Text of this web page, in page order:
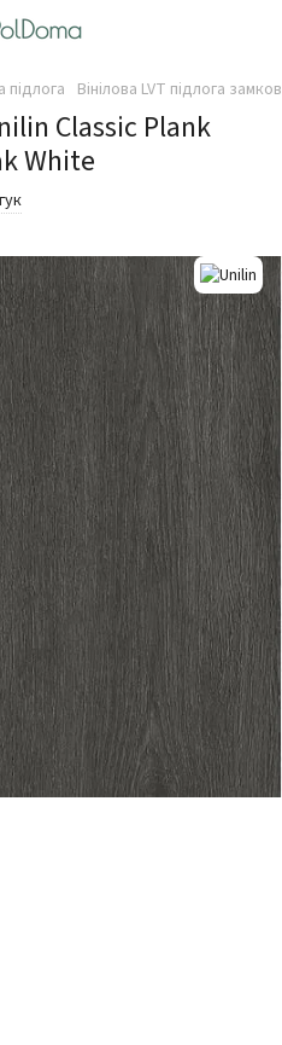
підлога Вінілова LVT підлога
Classic Plank
White